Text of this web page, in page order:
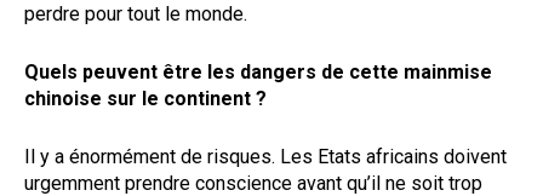
perdre pour tout le monde.
Quels peuvent être les dangers de cette mainmise
chinoise sur le continent ?
Il y a énormément de risques. Les Etats africains doivent
urgemment prendre conscience avant qu’il ne soit trop